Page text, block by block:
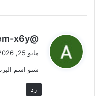
ي
ل
@AliKazem-x6y
مايو 25, 2026 الساعة 5:41 ص
شنو اسم
رد